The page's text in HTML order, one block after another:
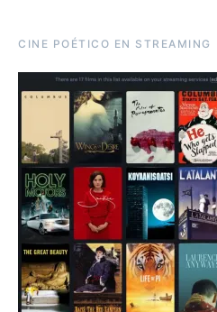
CINE POÉTICO EN STREAMING